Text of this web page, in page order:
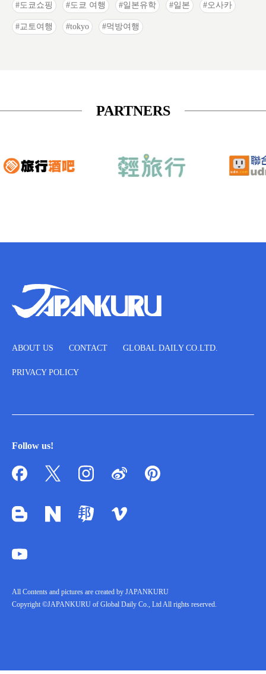
도쿄쇼핑 도쿄 여행 일본유학 일본 오사카
교토여행 tokyo 먹방여행
PARTNERS
ABOUT US CONTACT GLOBAL DAILY CO.LTD.
PRIVACY POLICY
Follow us!
All Contents and pictures are created by JAPANKURU
Copyright ©JAPANKURU of Global Daily Co., Ltd All rights reserved.